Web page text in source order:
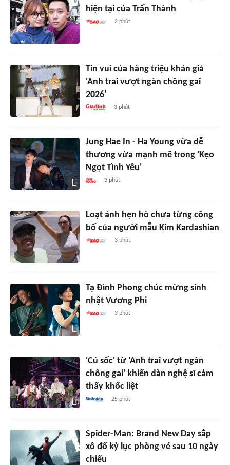
hiện tại của Trấn Thành
2 phút
Tin vui của hàng triệu khán giả
'Anh trai vượt ngàn chông gai
2026'
3 phút
Jung Hae In - Ha Young vừa dễ
thương vừa mạnh mẽ trong 'Kẹo
Ngọt Tình Yêu'
3 phút
Loạt ảnh hẹn hò chưa từng công
bố của người mẫu Kim Kardashian
3 phút
Tạ Đình Phong chúc mừng sinh
nhật Vương Phi
3 phút
'Cú sốc' từ 'Anh trai vượt ngàn
chông gai' khiến dàn nghệ sĩ cảm
thấy khốc liệt
25 phút
Spider-Man: Brand New Day sắp
xô đổ kỷ lục phòng vé sau 10 ngày
chiếu